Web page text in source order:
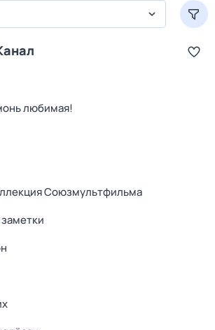
любимая!
Союзмультфильма